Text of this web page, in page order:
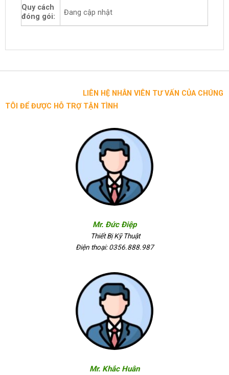
Quy cách
đóng gói:
Đang cập nhật
LIÊN HỆ NHÂN VIÊN TƯ VẤN CỦA CHÚNG
TÔI ĐỂ ĐƯỢC HỖ TRỢ TẬN TÌNH
Mr. Đức Điệp
Thiết Bị Kỹ Thuật
Điện thoại: 0356.888.987
Mr. Khắc Huân